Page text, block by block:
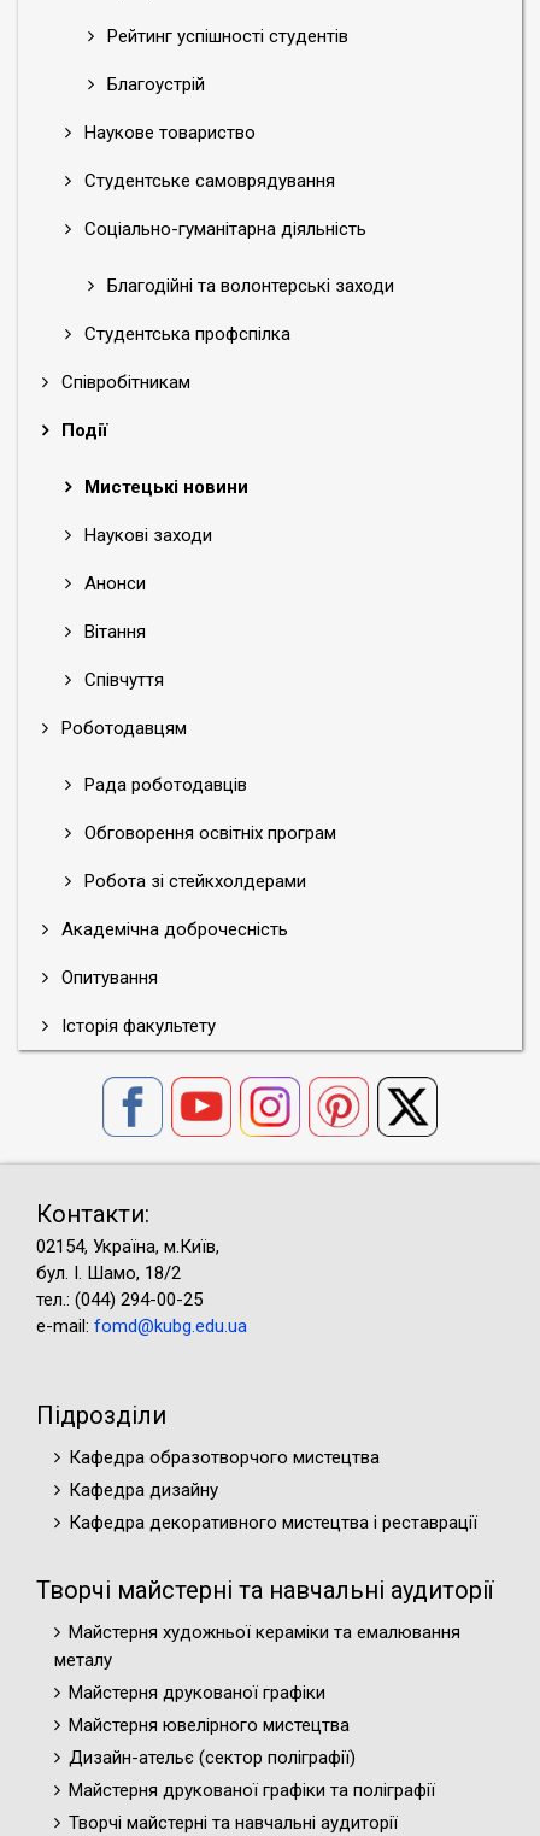
Рейтинг успішності студентів
Благоустрій
Наукове товариство
Студентське самоврядування
Соціально-гуманітарна діяльність
Благодійні та волонтерські заходи
Студентська профспілка
Співробітникам
Події
Мистецькі новини
Наукові заходи
Анонси
Вітання
Співчуття
Роботодавцям
Рада роботодавців
Обговорення освітніх програм
Робота зі стейкхолдерами
Академічна доброчесність
Опитування
Історія факультету
Контакти:
02154, Україна, м.Київ,
бул. І. Шамо, 18/2
тел.: (044) 294-00-25
e-mail: fomd@kubg.edu.ua
Підрозділи
Кафедра образотворчого мистецтва
Кафедра дизайну
Кафедра декоративного мистецтва і реставрації
Творчі майстерні та навчальні аудиторії
Майстерня художньої кераміки та емалювання
металу
Майстерня друкованої графіки
Майстерня ювелірного мистецтва
Дизайн-ательє (cектор поліграфії)
Майстерня друкованої графіки та поліграфії
Творчі майстерні та навчальні аудиторії